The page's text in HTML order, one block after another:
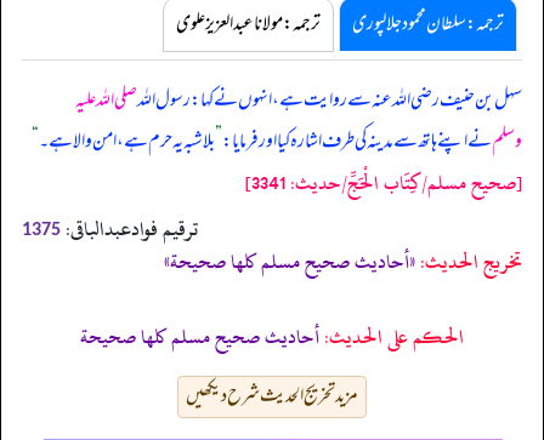
ترجمہ:سلطان محمود جلالپوری ترجمہ:مولانا عبدالعزیز علوی
سہل بن حنیف رضی اللہ عنہ سے روایت ہے، انہوں نے کہا: رسول اللہصلی اللہ علیہ
وسلمنے اپنے ہاتھ سے مدینہ کی طرف اشارہ کیا اور فرمایا:”بلاشبہ یہ حرم ہے، امن والا ہے۔“
[صحيح مسلم/كِتَاب الْحَجِّ/حدیث: 3341]
ترقیم فوادعبدالباقی: 1375
تخریج الحدیث:«أحاديث صحيح مسلم كلها صحيحة»
الحكم على الحديث:أحاديث صحيح مسلم كلها صحيحة
مزید تخریج الحدیث شرح دیکھیں